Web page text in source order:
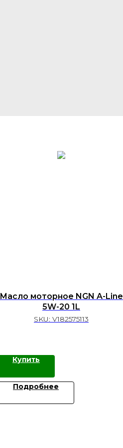
Масло моторное NGN A-Line
5W-20 1L
SKU: V182575113
Купить
Подробнее